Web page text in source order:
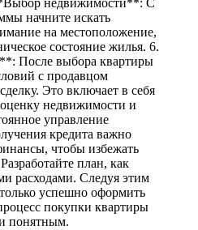
недвижимости**: С
начните искать
на местоположение,
состояние жилья. 6.
После выбора квартиры
с продавцом
Это включает в себя
недвижимости и
управление
кредита важно
чтобы избежать
план, как
расходами. Следуя этим
успешно оформить
покупки квартиры
понятным.